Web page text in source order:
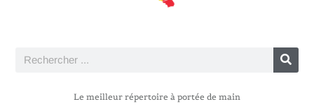
Le meilleur répertoire à portée de main